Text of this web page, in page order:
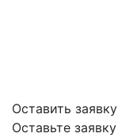
Оставить заявку
Оставьте